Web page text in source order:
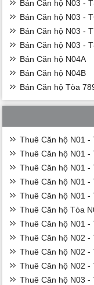
Bán Căn hộ N03 -
Bán Căn hộ N03 -
Bán Căn hộ N03 -
Bán Căn hộ N03 -
Bán Căn hộ N04A
Bán Căn hộ N04B
Bán Căn hộ Tòa
Thuê Căn hộ N01 -
Thuê Căn hộ N01 -
Thuê Căn hộ N01 -
Thuê Căn hộ N01 -
Thuê Căn hộ N01 -
Thuê Căn hộ Tòa
Thuê Căn hộ N01 -
Thuê Căn hộ N02 -
Thuê Căn hộ N02 -
Thuê Căn hộ N02 -
Thuê Căn hộ N03 -